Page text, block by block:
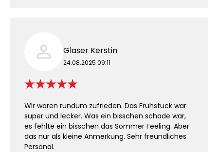
Glaser Kerstin
24.08.2025 09:11
Wir waren rundum zufrieden. Das Frühstück war
super und lecker. Was ein bisschen schade war,
es fehlte ein bisschen das Sommer Feeling. Aber
das nur als kleine Anmerkung. Sehr freundliches
Personal.